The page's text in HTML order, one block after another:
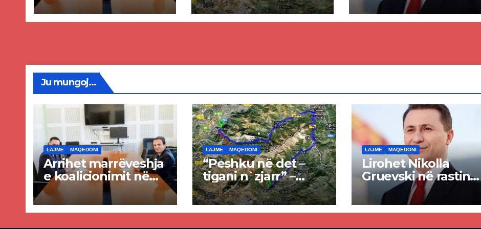
dhe Abdixhikut
projekti i tunelit,
komuna e Tetovës
rrëzon akuzat për
ndërtimin e
Ju mungoj...
LAJME MAQEDONI
Arrihet marrëveshja
e koalicionimit në
parim mes Kurtit
dhe Abdixhikut
LAJME MAQEDONI
“Peshku në det –
tigani n`zjarr” –
Ende pa u kryer
projekti i tunelit,
komuna e Tetovës
LAJME MAQEDONI
Lirohet Nikolla
Gruevski në rastin
“Talir 2”, gjykata
rrëzon akuzat për
ndërtimin e